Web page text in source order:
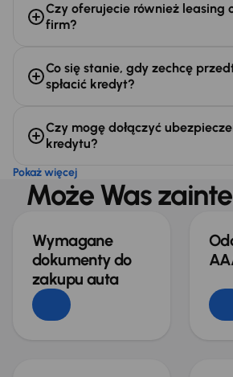
Co się stanie, gdy zechcę
spłacić kredyt?
Czy oferujecie również leasing
firm?
Czy mogę dołączyć
kredytu?
Pokaż więcej
Może Was
Wymagane
dokumenty do
zakupu auta